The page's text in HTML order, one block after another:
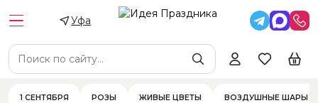
Уфа
1 СЕНТЯБРЯ РОЗЫ ЖИВЫЕ ЦВЕТЫ ВОЗДУШНЫЕ ШАРЫ